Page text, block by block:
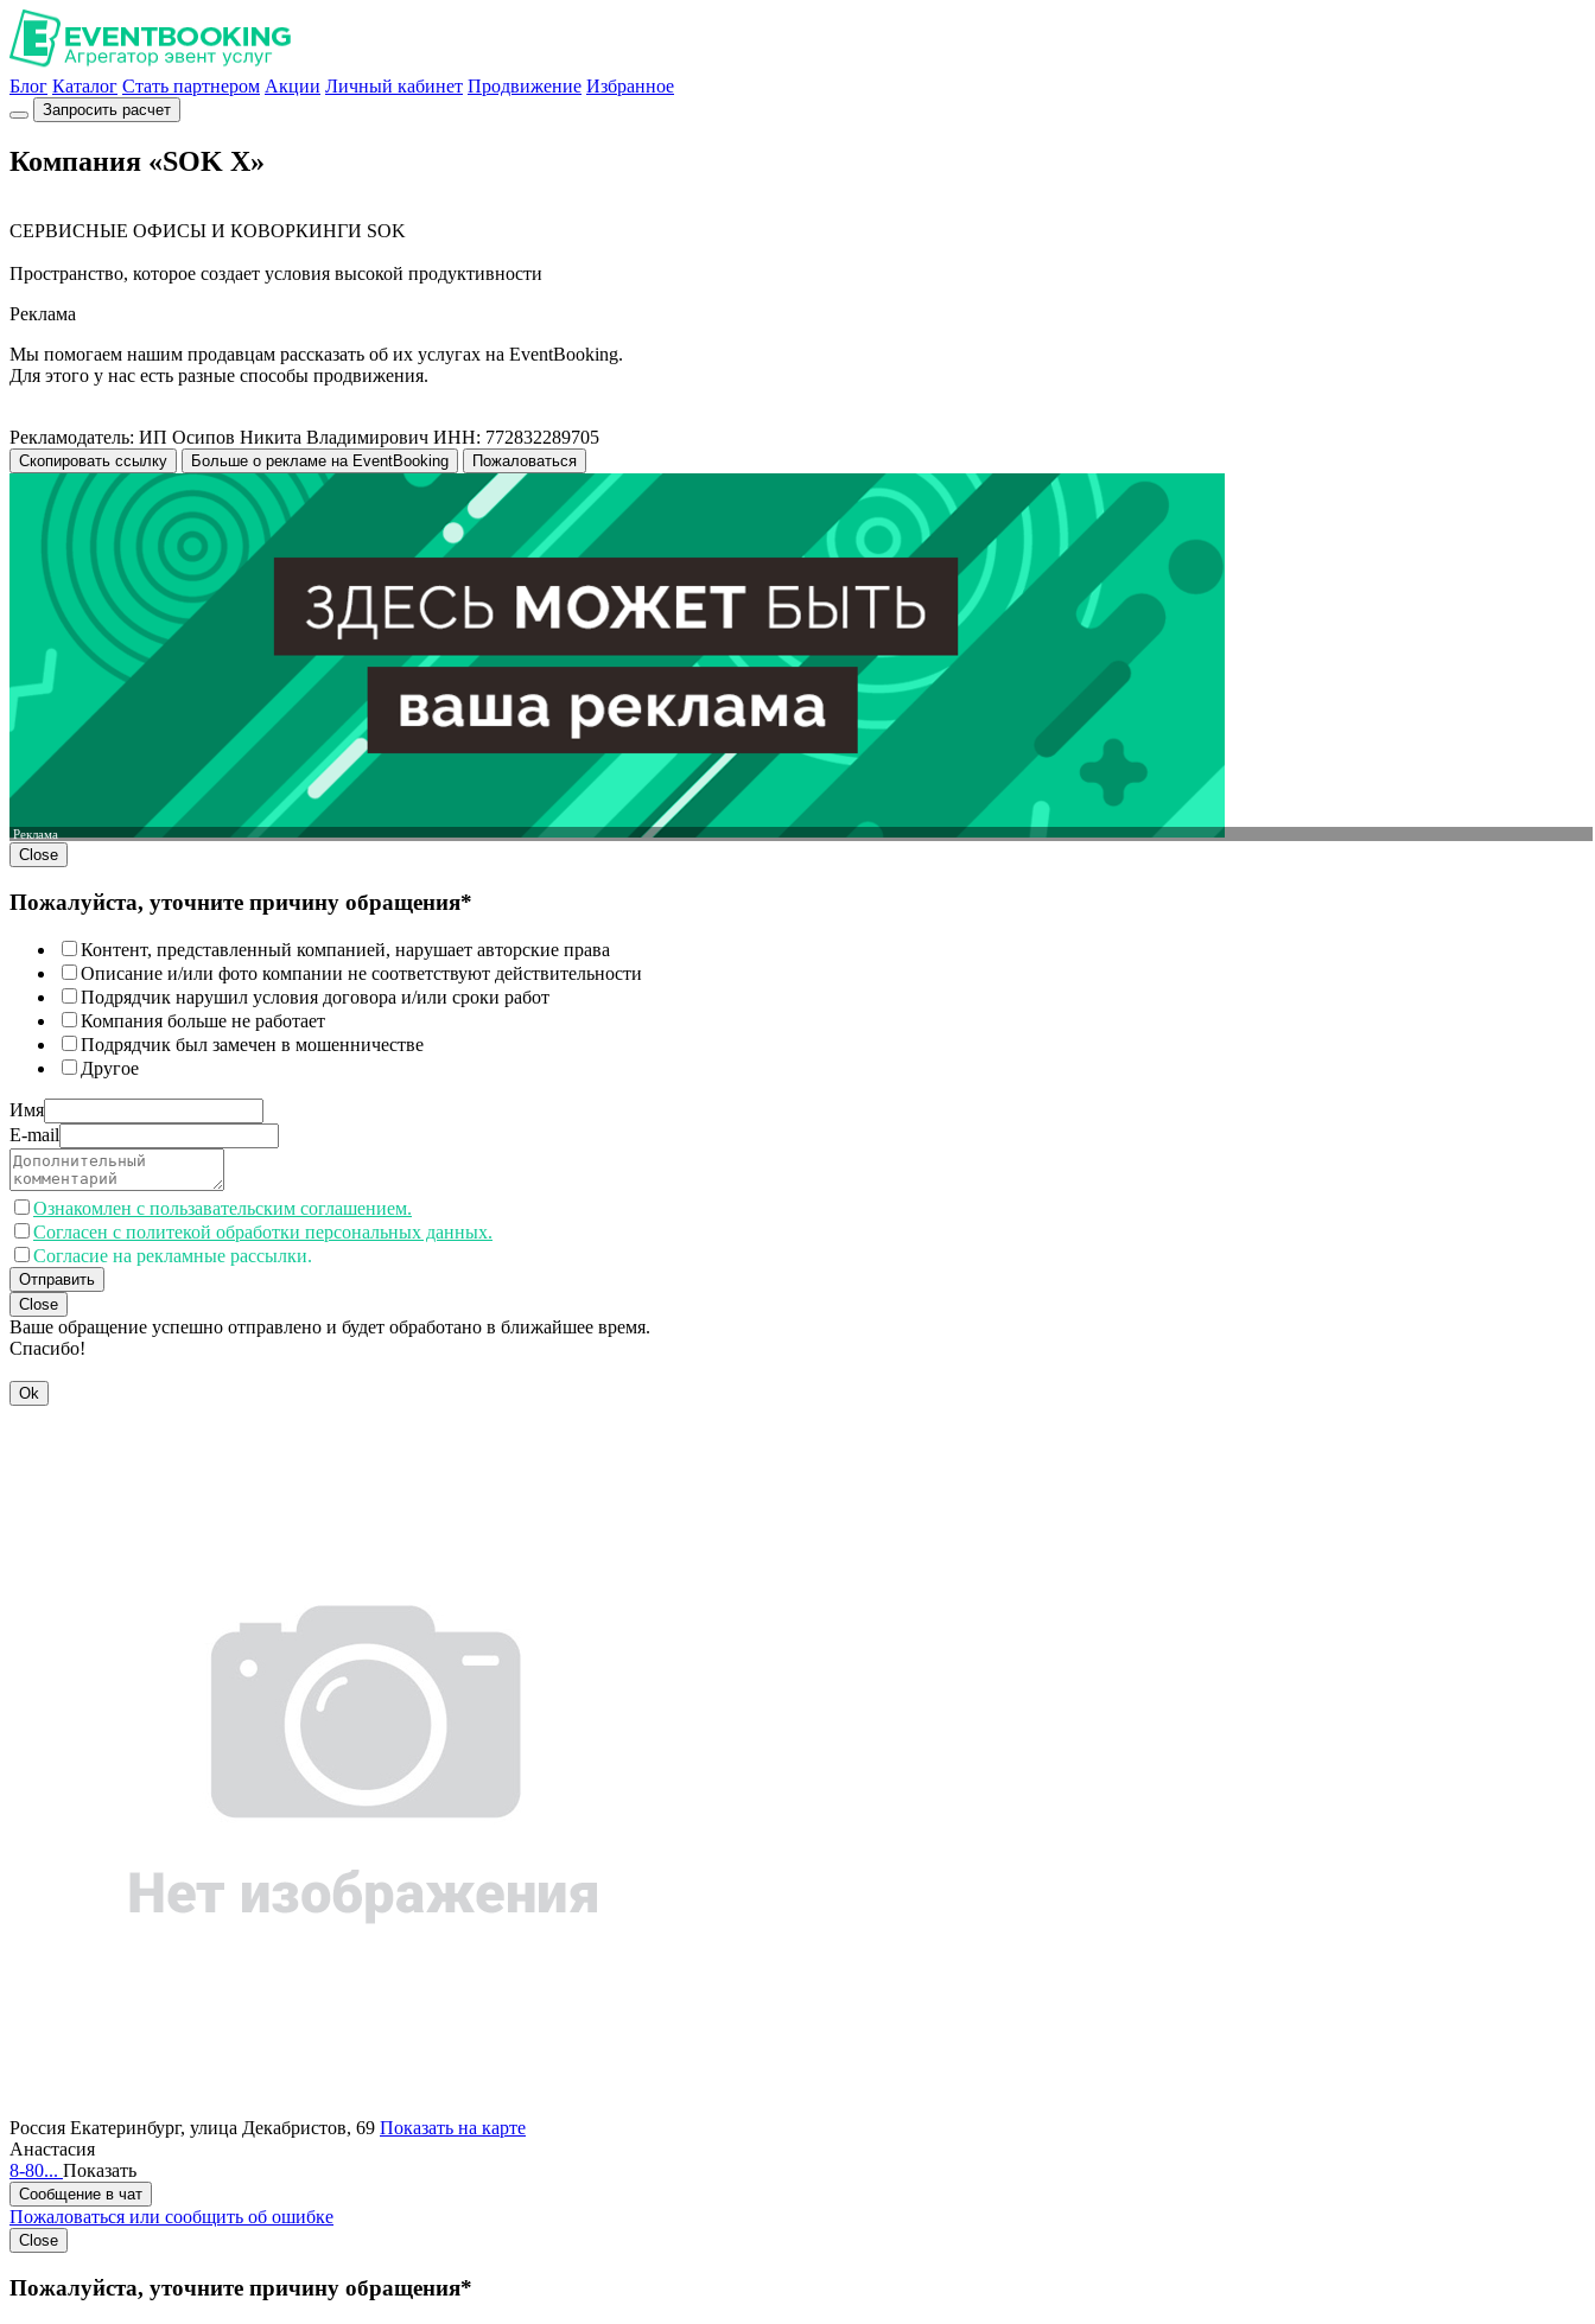
Блог Каталог Стать партнером Акции Личный кабинет Продвижение Избранное
Запросить расчет
Компания «SOK X»
СЕРВИСНЫЕ ОФИСЫ И КОВОРКИНГИ SOK
Пространство, которое создает условия высокой продуктивности
Реклама
Мы помогаем нашим продавцам рассказать об их услугах на EventBooking.
Для этого у нас есть разные способы продвижения.
Рекламодатель: ИП Осипов Никита Владимирович ИНН: 772832289705
Скопировать ссылку Больше о рекламе на EventBooking Пожаловаться
Реклама
Close
Пожалуйста, уточните причину обращения*
Контент, представленный компанией, нарушает авторские права
Описание и/или фото компании не соответствуют действительности
Подрядчик нарушил условия договора и/или сроки работ
Компания больше не работает
Подрядчик был замечен в мошенничестве
Другое
Имя
E-mail
Ознакомлен с пользавательским соглашением.
Согласен с политекой обработки персональных данных.
Согласие на рекламные рассылки.
Отправить
Close
Ваше обращение успешно отправлено и будет обработано в ближайшее время.
Спасибо!
Ok
Россия Екатеринбург, улица Декабристов, 69 Показать на карте
Анастасия
8-80... Показать
Сообщение в чат
Пожаловаться или сообщить об ошибке
Close
Пожалуйста, уточните причину обращения*